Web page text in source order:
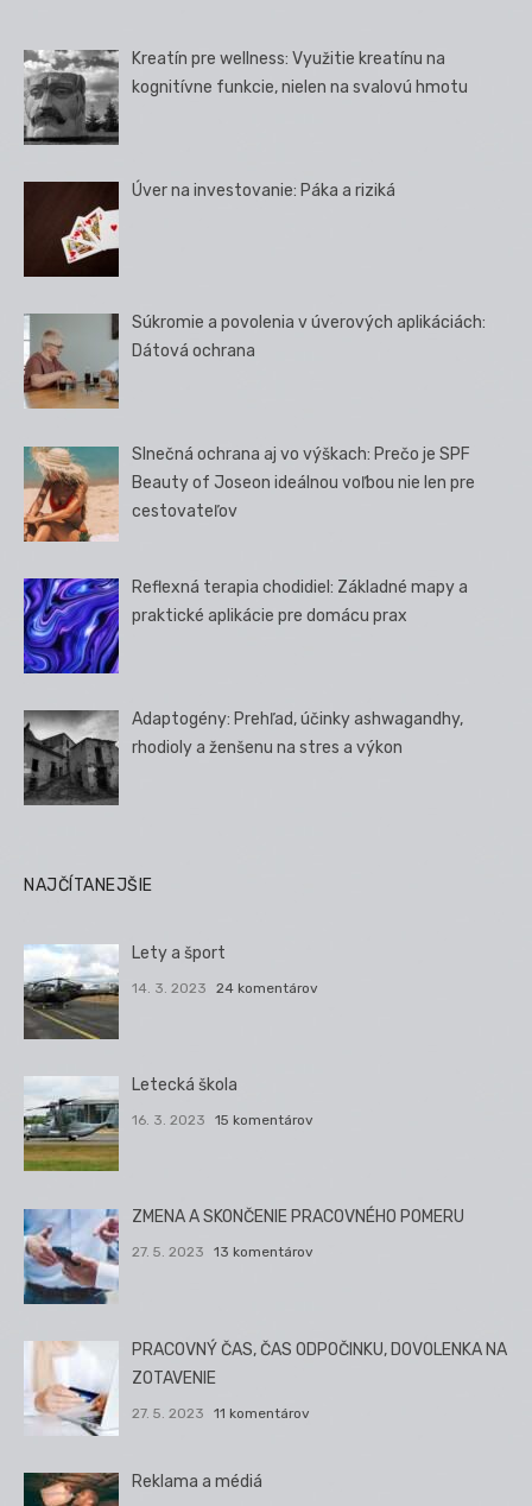
Kreatín pre wellness: Využitie kreatínu na
kognitívne funkcie, nielen na svalovú hmotu
Úver na investovanie: Páka a riziká
Súkromie a povolenia v úverových aplikáciách:
Dátová ochrana
Slnečná ochrana aj vo výškach: Prečo je SPF
Beauty of Joseon ideálnou voľbou nie len pre
cestovateľov
Reflexná terapia chodidiel: Základné mapy a
praktické aplikácie pre domácu prax
Adaptogény: Prehľad, účinky ashwagandhy,
rhodioly a ženšenu na stres a výkon
NAJČÍTANEJŠIE
Lety a šport
14. 3. 2023 24 komentárov
Letecká škola
16. 3. 2023 15 komentárov
ZMENA A SKONČENIE PRACOVNÉHO POMERU
27. 5. 2023 13 komentárov
PRACOVNÝ ČAS, ČAS ODPOČINKU, DOVOLENKA NA
ZOTAVENIE
27. 5. 2023 11 komentárov
Reklama a médiá